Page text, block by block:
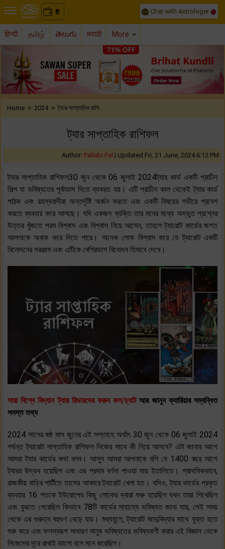
₹
0 Chat with Astrologer
हिन्दी தமிழ் తెలుగు मराठी More
Previous
Home » 2024 » ট্যার সাপ্তাহিক রাশি..
ট্যার সাপ্তাহিক রাশিফল
Author: Pallabi Pal | Updated Fri, 21 June, 2024 6:12 PM
ট্যার সাপ্তাহিক রাশিফল30 জুন থেকে 06 জুলাই 2024ট্যার কার্ড একটি প্রাচীন
শিল্প যা ভবিষ্যতের পূর্বাভাস দিতে ব্যবহৃত হয়। এটি প্রাচীন কাল থেকেই ট্যার কার্ড
পাঠক এবং রহস্যবাদীরা অন্তর্দৃষ্টি অর্জন করতে এবং একটি বিষয়ের গভীরে প্রবেশ
করতে ব্যবহার করে আসছে। যদি একজন ব্যক্তি তার মনের মধ্যে অদ্ভুত প্রশ্নের
উত্তর খুঁজতে পরম বিশ্বাস এবং বিশ্বাস নিয়ে আসেন, তাহলে ট্যারোট কার্ডের জগত
আপনাকে অবাক করে দিতে পারে। অনেক লোক বিশ্বাস করে যে ট্যারোট একটি
বিনোদনের সরঞ্জাম এবং এটিকে বেশিরভাগ বিনোদন হিসাবে দেখে।
সারা বিশ্বে বিদ্যান ট্যার রিডারদের করুন কল/চ্যাটআর জানুন ক্যারিয়ার সম্বন্ধিত
সমস্ত তথ্য
2024 সালের ষষ্ঠ মাস জুনের এই সপ্তাহে অর্থাৎ 30 জুন থেকে 06 জুলাই 2024
পর্যন্ত ট্যারোট সাপ্তাহিক রাশিফল ​​নিজের সাথে কী নিয়ে আসবে? এটা জানার আগে
আমরা ট্যার কার্ডের কথা বলব। আসুন আমরা আপনাকে বলি যে 1400 বছর আগে
ট্যারর উদ্ভব হয়েছিল এবং এর প্রথম বর্ণনা পাওয়া যায় ইতালিতে। প্রাথমিকভাবে,
রাজকীয় বাড়ির পার্টিতে তাসের আকারে ট্যারোট খেলা হত। যদিও, ট্যার কার্ডের প্রকৃত
ব্যবহার 16 শতকে ইউরোপের কিছু লোকের দ্বারা শুরু হয়েছিল যখন তারা শিখেছিল
এবং বুঝতে পেরেছিল কিভাবে 78টি কার্ডের সাহায্যে ভবিষ্যত জানা যায়, সেই সময়
থেকে এর গুরুত্ব বহুগুণ বেড়ে যায়। মধ্যযুগে, ট্যারোট জাদুবিদ্যার সাথে যুক্ত হতে
শুরু করে এবং ফলস্বরূপ সাধারণ মানুষ ভবিষ্যতের ভবিষ্যবাণী করার এই বিজ্ঞান থেকে
নিজেদের দূরে রাখাই ভালো বলে মনে করেছিল।